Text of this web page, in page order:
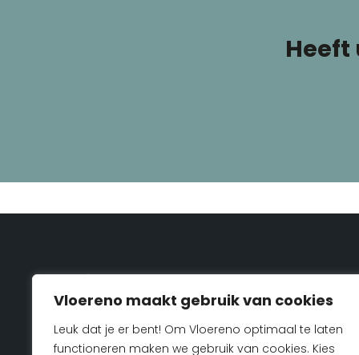
Vloereno maakt gebruik van cookies
Leuk dat je er bent! Om Vloereno optimaal te laten
functioneren maken we gebruik van cookies. Kies
Specialist in parket en houten vloer renovatie in